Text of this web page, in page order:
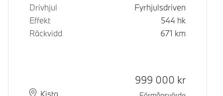
Drivhjul
Fyrhjulsdriven
Effekt
544 hk
Räckvidd
671 km
PlatsKista
Leveranstid
Kontantpris
999 000 kr